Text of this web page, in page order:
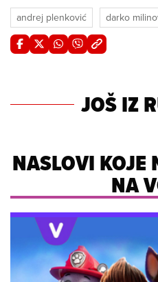
andrej plenković darko
JOŠ IZ
NASLOVI KOJE
NA